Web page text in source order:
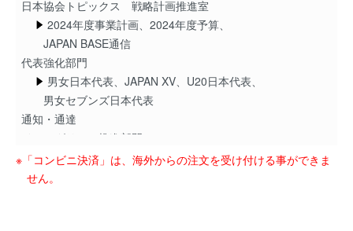
日本協会トピックス 戦略計画推進室
2024年度事業計画、2024年度予算、
JAPAN BASE通信
代表強化部門
男女日本代表、JAPAN XV、U20日本代表、
男女セブンズ日本代表
通知・通達
インテグリティ推進部門
インテグリティ追求に向けて、
椿原弁護士誌上解説
※「コンビニ決済」は、海外からの注文を受け付ける事ができま
せん。